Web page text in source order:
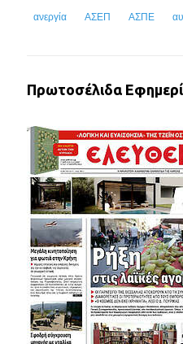
ανεργία ΑΣΕΠ ΑΣΠΕ
Πρωτοσέλιδα